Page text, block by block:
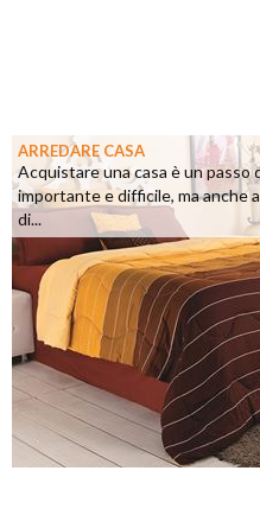
ARREDARE CASA
Acquistare una casa è un passo
importante e difficile, ma anche
di...